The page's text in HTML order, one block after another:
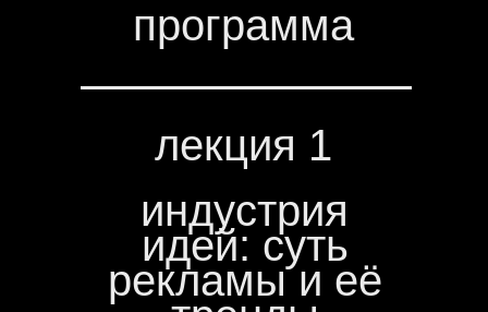
программа
лекция 1
индустрия
идей: суть
рекламы и её